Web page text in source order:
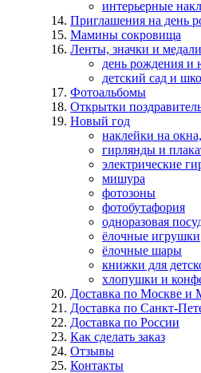
интерьерные
Приглашения на день
Мамины сокровища
Ленты, значки и медали
день рождения и
детский сад и
Фотоальбомы
Открытки
Новый год
наклейки на
гирлянды и
электрические
мишура
фотозоны
фотобутафория
одноразовая
ёлочные игрушки
ёлочные шары
книжки для
хлопушки и
Доставка по Москве и
Доставка по Санкт-
Доставка по России
Как сделать заказ
Отзывы
Контакты